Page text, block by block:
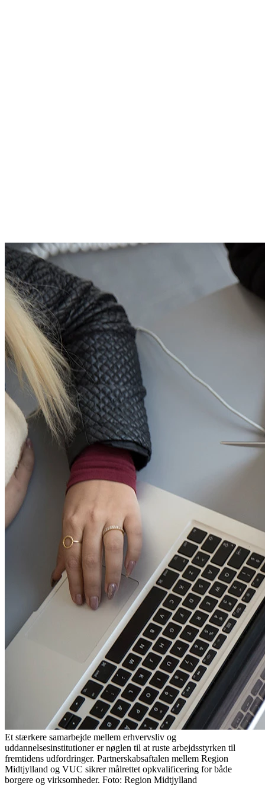
Et stærkere samarbejde mellem erhvervsliv og
uddannelsesinstitutioner er nøglen til at ruste arbejdsstyrken til
fremtidens udfordringer. Partnerskabsaftalen mellem Region
Midtjylland og VUC sikrer målrettet opkvalificering for både
borgere og virksomheder. Foto: Region Midtjylland